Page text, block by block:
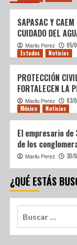
SAPASAC Y
CUIDADO DEL
Marilu Perez 05/
Estados Noticias
PROTECCIÓN
FORTALECEN LA
Marilu Perez 03/
México Noticias
El empresario
de los
Marilu Perez 30/
¿QUÉ ESTÁS